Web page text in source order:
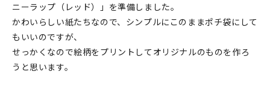
読みもの
イベント・ワークショップ
ギャラリー
ニーラップ（レッド）」を準備しました。
かわいらしい紙たちなので、シンプルにこのままポチ袋にして
もいいのですが、
せっかくなので絵柄をプリントしてオリジナルのものを作ろ
うと思います。